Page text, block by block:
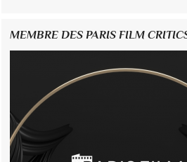
MEMBRE DES PARIS FILM